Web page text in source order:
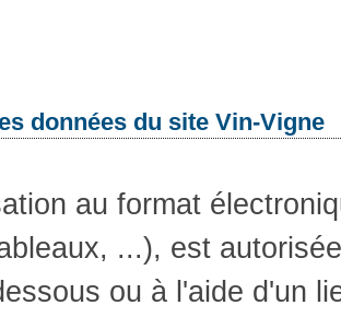
données du site Vin-Vigne
au format
...), est
ou à l'aide d'un